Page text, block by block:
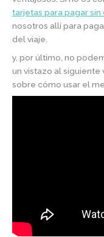
tarjetas para pagar sin
nosotros allí para
del viaje.
y, por último, no
un vistazo al siguiente
sobre cómo usar el